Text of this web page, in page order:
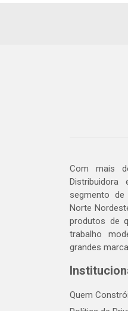
Com mais
segmento
Norte
produtos de
trabalho
grandes
Quem